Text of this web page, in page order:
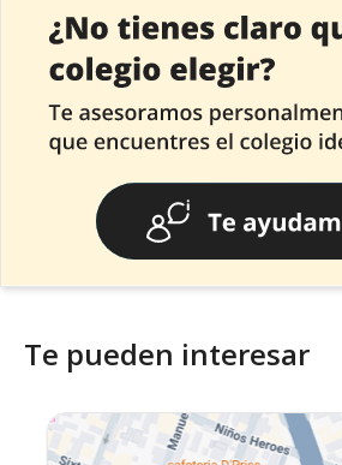
Te pueden interesar